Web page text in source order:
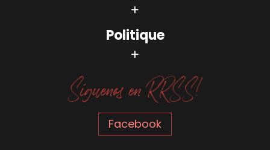
Politique
Facebook